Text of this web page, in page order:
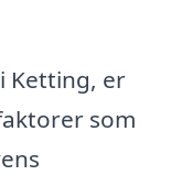
Ketting, er
som